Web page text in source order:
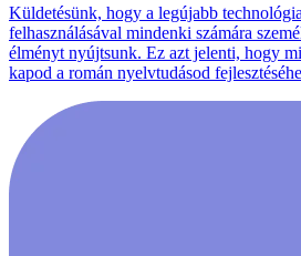
Küldetésünk, hogy a legújabb
felhasználásával mindenki számára
élményt nyújtsunk. Ez azt jelenti, hogy
kapod a román nyelvtudásod